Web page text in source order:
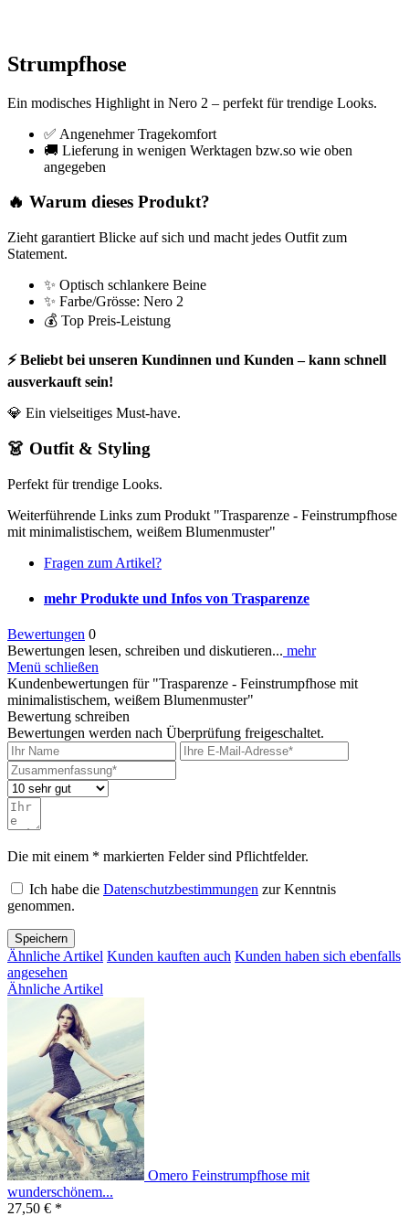
Strumpfhose
Ein modisches Highlight in Nero 2 – perfekt für trendige Looks.
✅ Angenehmer Tragekomfort
🚚 Lieferung in wenigen Werktagen bzw.so wie oben
angegeben
🔥 Warum dieses Produkt?
Zieht garantiert Blicke auf sich und macht jedes Outfit zum
Statement.
✨ Optisch schlankere Beine
✨ Farbe/Grösse: Nero 2
💰 Top Preis-Leistung
⚡ Beliebt bei unseren Kundinnen und Kunden – kann schnell
ausverkauft sein!
💎 Ein vielseitiges Must-have.
👗 Outfit & Styling
Perfekt für trendige Looks.
Weiterführende Links zum Produkt "Trasparenze - Feinstrumpfhose
mit minimalistischem, weißem Blumenmuster"
Fragen zum Artikel?
mehr Produkte und Infos von Trasparenze
Bewertungen 0
Bewertungen lesen, schreiben und diskutieren... mehr
Menü schließen
Kundenbewertungen für "Trasparenze - Feinstrumpfhose mit
minimalistischem, weißem Blumenmuster"
Bewertung schreiben
Bewertungen werden nach Überprüfung freigeschaltet.
Die mit einem * markierten Felder sind Pflichtfelder.
Ich habe die Datenschutzbestimmungen zur Kenntnis
genommen.
Speichern
Ähnliche Artikel Kunden kauften auch Kunden haben sich ebenfalls
angesehen
Ähnliche Artikel
Omero Feinstrumpfhose mit
wunderschönem...
27,50 € *